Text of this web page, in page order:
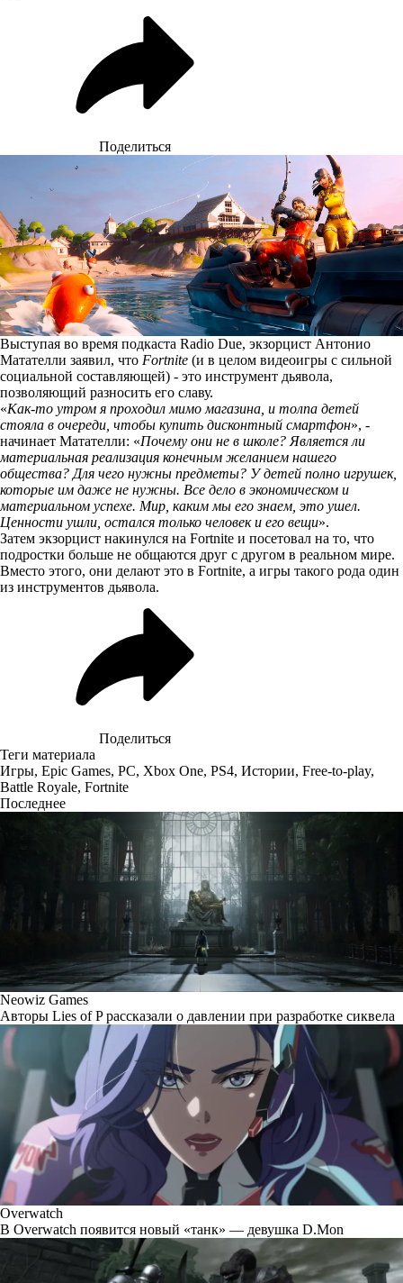
Поделиться
Выступая во время подкаста Radio Due, экзорцист Антонио
Матателли заявил, что Fortnite (и в целом видеоигры с сильной
социальной составляющей) - это инструмент дьявола,
позволяющий разносить его славу.
«Как-то утром я проходил мимо магазина, и толпа детей
стояла в очереди, чтобы купить дисконтный смартфон», -
начинает Матателли: «Почему они не в школе? Является ли
материальная реализация конечным желанием нашего
общества? Для чего нужны предметы? У детей полно игрушек,
которые им даже не нужны. Все дело в экономическом и
материальном успехе. Мир, каким мы его знаем, это ушел.
Ценности ушли, остался только человек и его вещи».
Затем экзорцист накинулся на Fortnite и посетовал на то, что
подростки больше не общаются друг с другом в реальном мире.
Вместо этого, они делают это в Fortnite, а игры такого рода один
из инструментов дьявола.
Поделиться
Теги материала
Игры, Epic Games, PC, Xbox One, PS4, Истории, Free-to-play,
Battle Royale, Fortnite
Последнее
Neowiz Games
Авторы Lies of P рассказали о давлении при разработке сиквела
Overwatch
В Overwatch появится новый «танк» — девушка D.Mon